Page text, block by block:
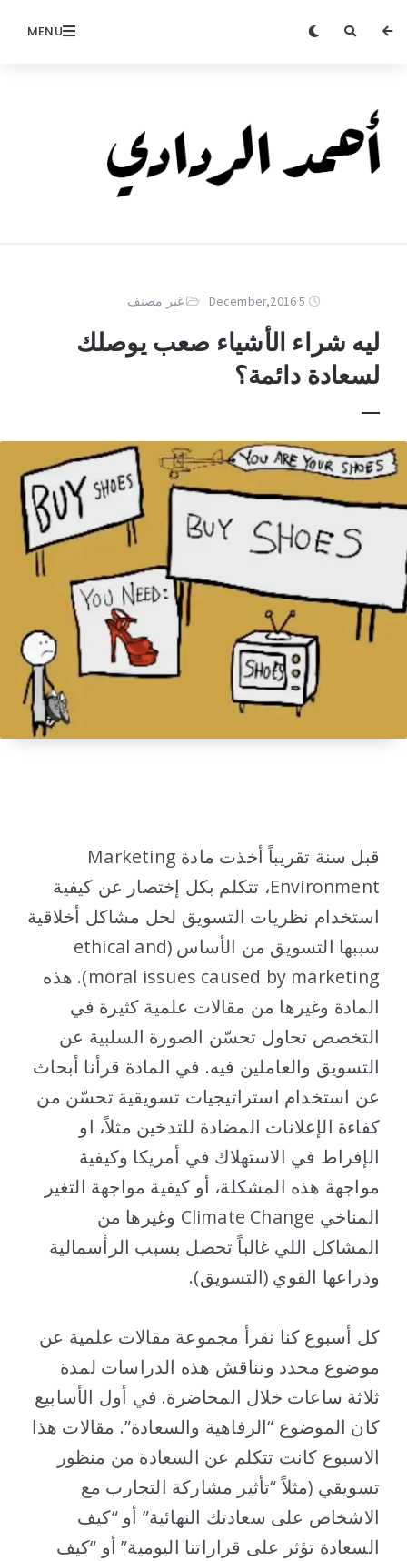
MENU
5 December,2016 غير مصنف
ليه شراء الأشياء صعب يوصلك
لسعادة دائمة؟
قبل سنة تقريباً أخذت مادة Marketing
Environment، تتكلم بكل إختصار عن كيفية
استخدام نظريات التسويق لحل مشاكل أخلاقية
سببها التسويق من الأساس (ethical and
moral issues caused by marketing). هذه
المادة وغيرها من مقالات علمية كثيرة في
التخصص تحاول تحسّن الصورة السلبية عن
التسويق والعاملين فيه. في المادة قرأنا أبحاث
عن استخدام استراتيجيات تسويقية تحسّن من
كفاءة الإعلانات المضادة للتدخين مثلاً، او
الإفراط في الاستهلاك في أمريكا وكيفية
مواجهة هذه المشكلة، أو كيفية مواجهة التغير
المناخي Climate Change وغيرها من
المشاكل اللي غالباً تحصل بسبب الرأسمالية
وذراعها القوي (التسويق).
كل أسبوع كنا نقرأ مجموعة مقالات علمية عن
موضوع محدد ونناقش هذه الدراسات لمدة
ثلاثة ساعات خلال المحاضرة. في أول الأسابيع
كان الموضوع “الرفاهية والسعادة”. مقالات هذا
الاسبوع كانت تتكلم عن السعادة من منظور
تسويقي (مثلاً “تأثير مشاركة التجارب مع
الاشخاص على سعادتك النهائية” أو “كيف
السعادة تؤثر على قراراتنا اليومية” أو “كيف